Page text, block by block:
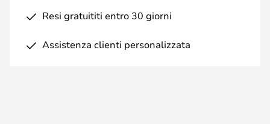
Resi gratuititi entro 30 giorni
Assistenza clienti personalizzata